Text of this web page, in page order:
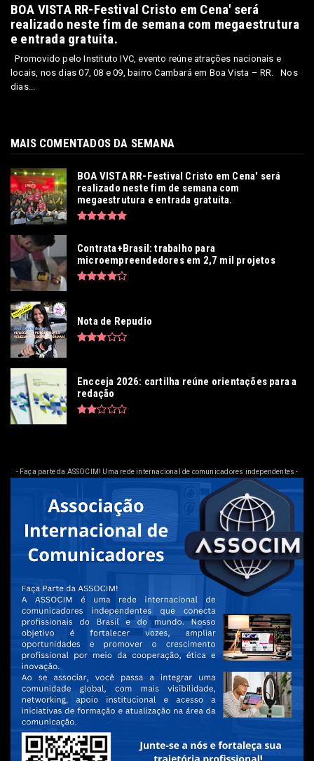
BOA VISTA RR-Festival Cristo em Cena' será
realizado neste fim de semana com megaestrutura
e entrada gratuita.
Promovido pelo Instituto IVC, evento reúne atrações nacionais e
locais, nos dias 07, 08 e 09, bairro Cambará em Boa Vista – RR. Nos
dias...
MAIS COMENTADOS DA SEMANA
BOA VISTA RR-Festival Cristo em Cena' será
realizado neste fim de semana com
megaestrutura e entrada gratuita.
Contrata+Brasil: trabalho para
microempreendedores em 2,7 mil projetos
Nota de Repudio
Encceja 2026: cartilha reúne orientações para a
redação
- Faça parte da ASSOCIM! Uma rede internacional de comunicadores independentes -